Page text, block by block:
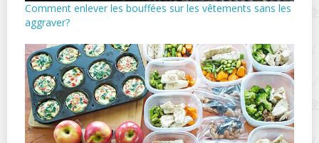
Comment enlever les bouffées sur les vêtements sans les
aggraver?